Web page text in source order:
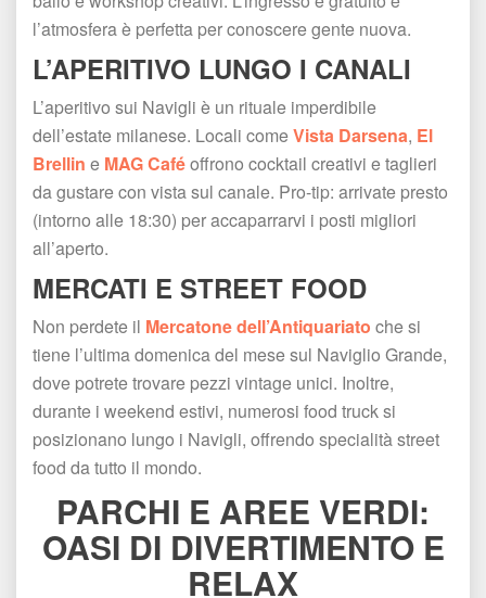
l’atmosfera è perfetta per conoscere gente nuova.
L’APERITIVO LUNGO I CANALI
L’aperitivo sui Navigli è un rituale imperdibile
dell’estate milanese. Locali come Vista Darsena, El
Brellin e MAG Café offrono cocktail creativi e taglieri
da gustare con vista sul canale. Pro-tip: arrivate presto
(intorno alle 18:30) per accaparrarvi i posti migliori
all’aperto.
MERCATI E STREET FOOD
Non perdete il Mercatone dell’Antiquariato che si
tiene l’ultima domenica del mese sul Naviglio Grande,
dove potrete trovare pezzi vintage unici. Inoltre,
durante i weekend estivi, numerosi food truck si
posizionano lungo i Navigli, offrendo specialità street
food da tutto il mondo.
PARCHI E AREE VERDI:
OASI DI DIVERTIMENTO E
RELAX